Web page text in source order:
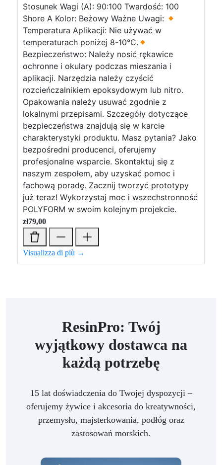
Stosunek Wagi (A): 90:100 Twardość: 100
Shore A Kolor: Beżowy Ważne Uwagi:
Temperatura Aplikacji: Nie używać w
temperaturach poniżej 8-10°C.
Bezpieczeństwo: Należy nosić rękawice
ochronne i okulary podczas mieszania i
aplikacji. Narzędzia należy czyścić
rozcieńczalnikiem epoksydowym lub nitro.
Opakowania należy usuwać zgodnie z
lokalnymi przepisami. Szczegóły dotyczące
bezpieczeństwa znajdują się w karcie
charakterystyki produktu. Masz pytania? Jako
bezpośredni producenci, oferujemy
profesjonalne wsparcie. Skontaktuj się z
naszym zespołem, aby uzyskać pomoc i
fachową poradę. Zacznij tworzyć prototypy
już teraz! Wykorzystaj moc i wszechstronność
POLYFORM w swoim kolejnym projekcie.
zł79,00
Visualizza di più →
ResinPro: Twój
wyjątkowy dostawca na
każdą potrzebę
15 lat doświadczenia do Twojej dyspozycji –
oferujemy żywice i akcesoria do kreatywności,
przemysłu, majsterkowania, podłóg oraz
zastosowań morskich.